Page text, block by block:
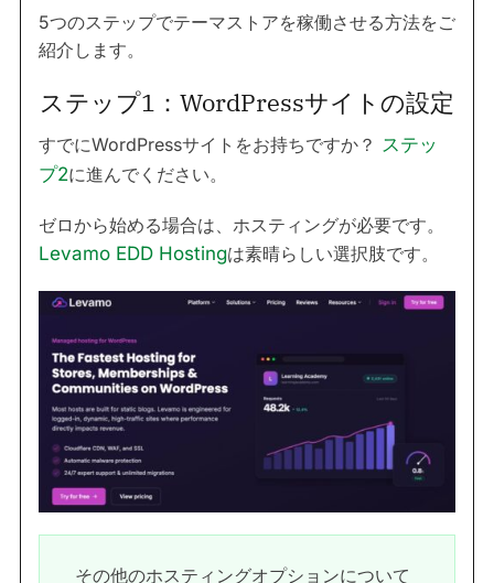
5つのステップでテーマストアを稼働させる方法をご
紹介します。
ステップ1：WordPressサイトの設定
すでにWordPressサイトをお持ちですか？ ステッ
プ2に進んでください。
ゼロから始める場合は、ホスティングが必要です。
Levamo EDD Hostingは素晴らしい選択肢です。
その他のホスティングオプションについて